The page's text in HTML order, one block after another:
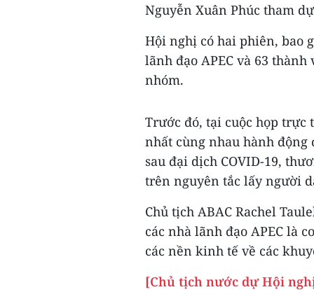
Nguyễn Xuân Phúc tham
Hội nghị có hai phiên, bao
lãnh đạo APEC và 63
nhóm.
Trước đó, tại cuộc họp trực
nhất cùng nhau hành
sau đại dịch COVID-19,
trên nguyên tắc lấy người
Chủ tịch ABAC Rachel
các nhà lãnh đạo APEC là
các nền kinh tế về các
[Chủ tịch nước dự Hội